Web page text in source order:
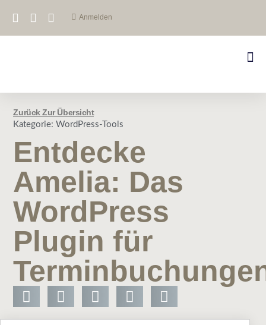
Anmelden
Zurück Zur Übersicht
Kategorie: WordPress-Tools
Entdecke
Amelia: Das
WordPress
Plugin für